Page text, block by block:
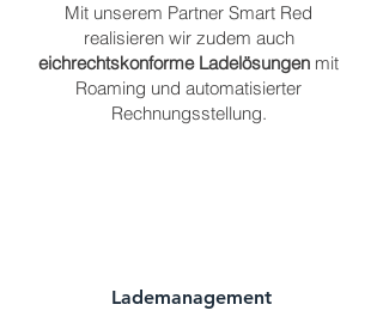
Mit unserem Partner Smart Red
realisieren wir zudem auch
eichrechtskonforme Ladelösungen mit
Roaming und automatisierter
Rechnungsstellung.
Lademanagement